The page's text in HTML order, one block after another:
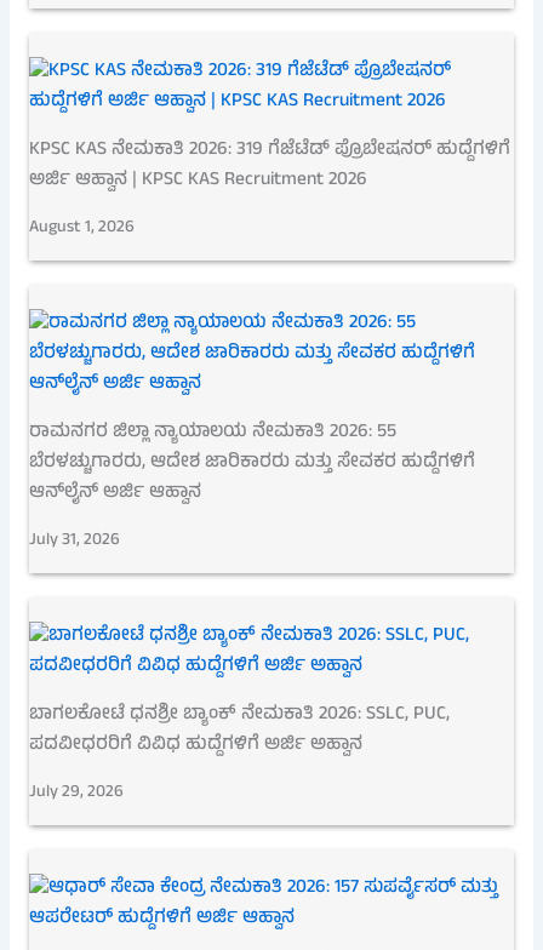
KPSC KAS ನೇಮಕಾತಿ 2026: 319 ಗೆಜೆಟೆಡ್ ಪ್ರೊಬೇಷನರ್ ಹುದ್ದೆಗಳಿಗೆ
ಅರ್ಜಿ ಆಹ್ವಾನ | KPSC KAS Recruitment 2026
August 1, 2026
ರಾಮನಗರ ಜಿಲ್ಲಾ ನ್ಯಾಯಾಲಯ ನೇಮಕಾತಿ 2026: 55
ಬೆರಳಚ್ಚುಗಾರರು, ಆದೇಶ ಜಾರಿಕಾರರು ಮತ್ತು ಸೇವಕರ ಹುದ್ದೆಗಳಿಗೆ
ಆನ್‌ಲೈನ್ ಅರ್ಜಿ ಆಹ್ವಾನ
July 31, 2026
ಬಾಗಲಕೋಟೆ ಧನಶ್ರೀ ಬ್ಯಾಂಕ್ ನೇಮಕಾತಿ 2026: SSLC, PUC,
ಪದವೀಧರರಿಗೆ ವಿವಿಧ ಹುದ್ದೆಗಳಿಗೆ ಅರ್ಜಿ ಅಹ್ವಾನ
July 29, 2026